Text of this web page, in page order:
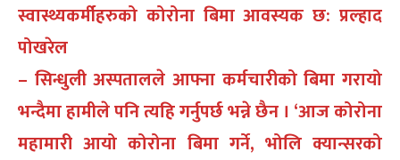
स्वास्थ्यकर्मीहरुको कोरोना बिमा आवस्यक छ: प्रल्हाद
पोखरेल
– सिन्धुली अस्पतालले आफ्ना कर्मचारीको बिमा गरायो
भन्दैमा हामीले पनि त्यहि गर्नुपर्छ भन्ने छैन । ‘आज कोरोना
महामारी आयो कोरोना बिमा गर्ने, भोलि क्यान्सरको